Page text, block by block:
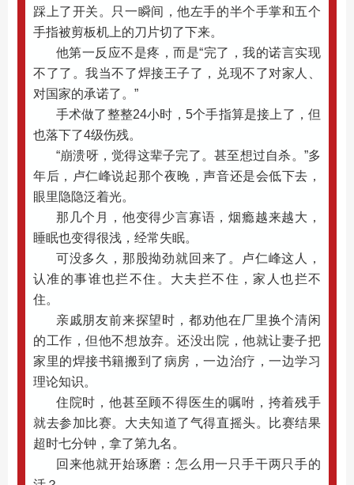
踩上了开关。只一瞬间，他左手的半个手掌和五个
手指被剪板机上的刀片切了下来。
他第一反应不是疼，而是“完了，我的诺言实现
不了了。我当不了焊接王子了，兑现不了对家人、
对国家的承诺了。”
手术做了整整24小时，5个手指算是接上了，但
也落下了4级伤残。
“崩溃呀，觉得这辈子完了。甚至想过自杀。”多
年后，卢仁峰说起那个夜晚，声音还是会低下去，
眼里隐隐泛着光。
那几个月，他变得少言寡语，烟瘾越来越大，
睡眠也变得很浅，经常失眠。
可没多久，那股拗劲就回来了。卢仁峰这人，
认准的事谁也拦不住。大夫拦不住，家人也拦不
住。
亲戚朋友前来探望时，都劝他在厂里换个清闲
的工作，但他不想放弃。还没出院，他就让妻子把
家里的焊接书籍搬到了病房，一边治疗，一边学习
理论知识。
住院时，他甚至顾不得医生的嘱咐，挎着残手
就去参加比赛。大夫知道了气得直摇头。比赛结果
超时七分钟，拿了第九名。
回来他就开始琢磨：怎么用一只手干两只手的